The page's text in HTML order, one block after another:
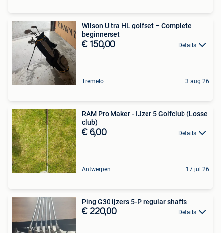
Wilson Ultra HL golfset – Complete
beginnerset
€ 150,00 Details
Tremelo 3 aug 26
RAM Pro Maker - IJzer 5 Golfclub (Losse
club)
€ 6,00 Details
Antwerpen 17 jul 26
Ping G30 ijzers 5-P regular shafts
€ 220,00 Details